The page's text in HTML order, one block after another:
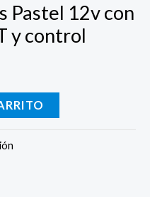
Pastel 12v con
y control